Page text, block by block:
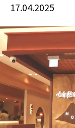
17.04.2025